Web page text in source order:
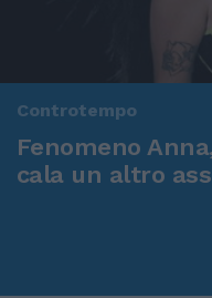
Controtempo
Fenomeno
cala un altro